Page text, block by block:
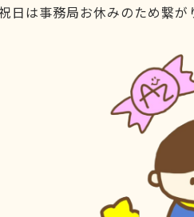
日は事務局お休みのため繋が